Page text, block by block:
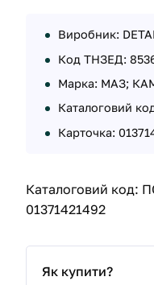
Виробник:
Код ТНЗЕД:
Марка: МАЗ;
Каталоговий
Карточка:
Каталоговий код:
01371421492
Як купити?